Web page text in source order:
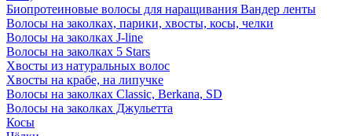
Биопротеиновые волосы для наращивания Вандер ленты
Волосы на заколках, парики, хвосты, косы, челки
Волосы на заколках J-line
Волосы на заколках 5 Stars
Хвосты из натуральных волос
Хвосты на крабе, на липучке
Волосы на заколках Classic, Berkana, SD
Волосы на заколках Джульетта
Косы